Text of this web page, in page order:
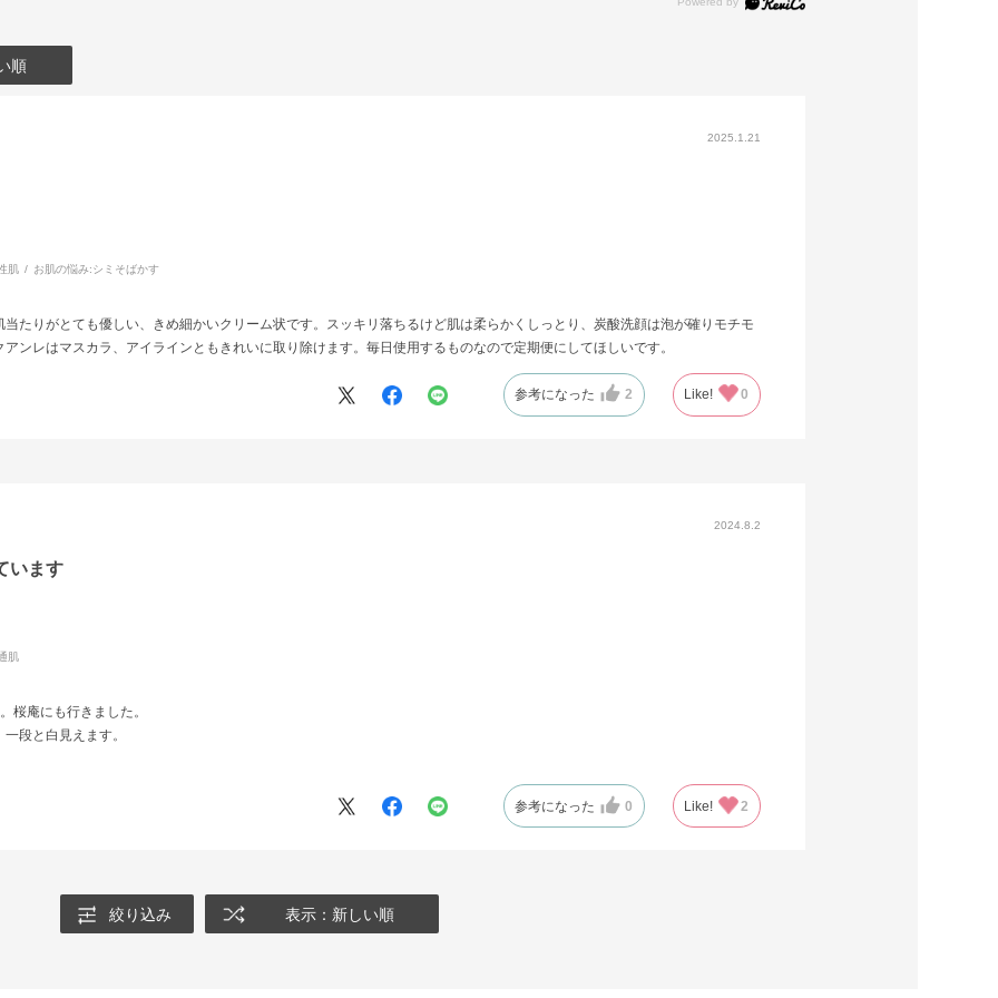
順
2025.1.21
肌 お肌の悩み:シミそばかす
たりがとても優しい、きめ細かいクリーム状です。スッキリ落ちるけど肌は柔らかくしっとり、炭酸洗顔は泡が確りモチモ
ンレはマスカラ、アイラインともきれいに取り除けます。毎日使用するものなので定期便にしてほしいです。
参考になった 2 Like! 0
2024.8.2
います
肌
桜庵にも行きました。
段と白見えます。
参考になった 0 Like! 2
絞り込み 表示：新しい順